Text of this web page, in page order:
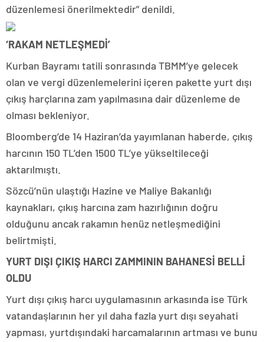
düzenlemesi önerilmektedir” denildi.
‘RAKAM NETLEŞMEDİ’
Kurban Bayramı tatili sonrasında TBMM’ye gelecek
olan ve vergi düzenlemelerini içeren pakette yurt dışı
çıkış harçlarına zam yapılmasına dair düzenleme de
olması bekleniyor.
Bloomberg’de 14 Haziran’da yayımlanan haberde, çıkış
harcının 150 TL’den 1500 TL’ye yükseltileceği
aktarılmıştı.
Sözcü’nün ulaştığı Hazine ve Maliye Bakanlığı
kaynakları, çıkış harcına zam hazırlığının doğru
olduğunu ancak rakamın henüz netleşmediğini
belirtmişti.
YURT DIŞI ÇIKIŞ HARCI ZAMMININ BAHANESİ BELLİ
OLDU
Yurt dışı çıkış harcı uygulamasının arkasında ise Türk
vatandaşlarının her yıl daha fazla yurt dışı seyahati
yapması, yurtdışındaki harcamalarının artması ve bunu